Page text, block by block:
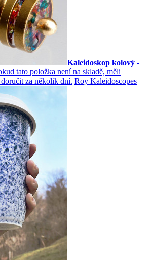
Kaleidoskop kolový -
tato položka není na skladě, měli
za několik dní. Roy Kaleidoscopes